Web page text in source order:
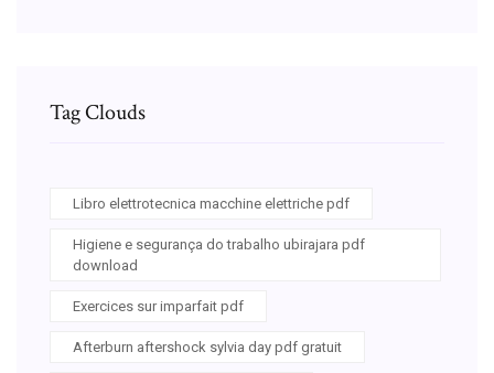
Tag Clouds
Libro elettrotecnica macchine elettriche pdf
Higiene e segurança do trabalho ubirajara pdf
download
Exercices sur imparfait pdf
Afterburn aftershock sylvia day pdf gratuit